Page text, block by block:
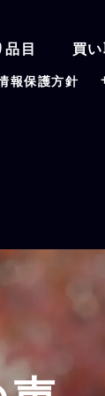
目 買
報保護方針